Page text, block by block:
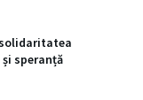
speranță